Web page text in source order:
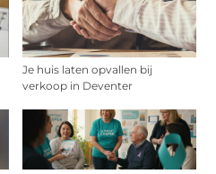
Je huis laten opvallen bij
verkoop in Deventer